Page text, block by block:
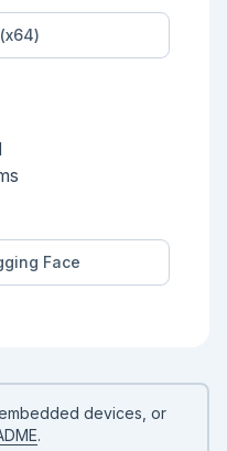
Face
devices, or
.